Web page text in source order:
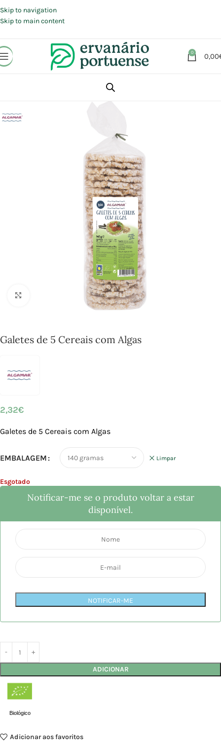
Skip to navigation
Skip to main content
0 0,00
Alimentação
Galetes de 5 Cereais com Algas
2,32€
Galetes de 5 Cereais com Algas
EMBALAGEM Limpar
Esgotado
Notificar-me se o produto voltar a estar
disponível.
NOTIFICAR-ME
ADICIONAR
Biológico
Adicionar aos favoritos